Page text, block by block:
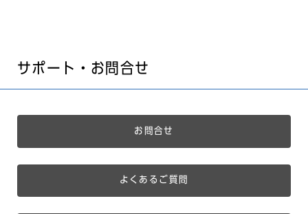
サポート・お問合せ
お問合せ
よくあるご質問